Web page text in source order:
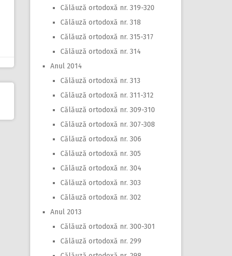
Călăuză ortodoxă nr. 319-320
Călăuză ortodoxă nr. 318
Călăuză ortodoxă nr. 315-317
Călăuză ortodoxă nr. 314
Anul 2014
Călăuză ortodoxă nr. 313
Călăuză ortodoxă nr. 311-312
Călăuză ortodoxă nr. 309-310
Călăuză ortodoxă nr. 307-308
Călăuză ortodoxă nr. 306
Călăuză ortodoxă nr. 305
Călăuză ortodoxă nr. 304
Călăuză ortodoxă nr. 303
Călăuză ortodoxă nr. 302
Anul 2013
Călăuză ortodoxă nr. 300-301
Călăuză ortodoxă nr. 299